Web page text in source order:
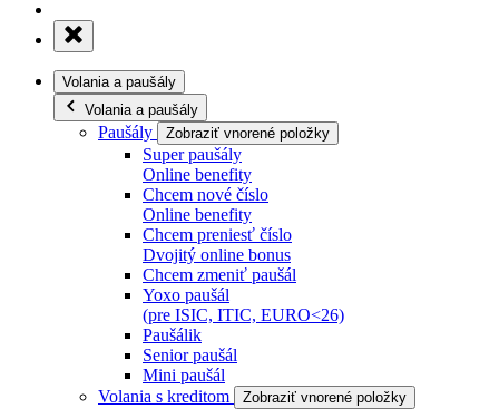
Volania a paušály
Volania a paušály
Paušály Zobraziť vnorené položky
Super paušály
Online benefity
Chcem nové číslo
Online benefity
Chcem preniesť číslo
Dvojitý online bonus
Chcem zmeniť paušál
Yoxo paušál
(pre ISIC, ITIC, EURO<26)
Paušálik
Senior paušál
Mini paušál
Volania s kreditom
Zobraziť vnorené položky